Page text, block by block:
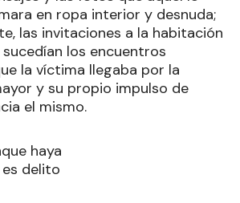
en ropa interior y desnuda;
las invitaciones a la habitación
los encuentros
la víctima llegaba por la
y su propio impulso de
el mismo.
haya
delito